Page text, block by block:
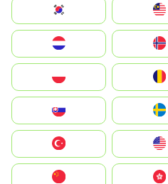
South Korea
United States
中國香港特別行政區